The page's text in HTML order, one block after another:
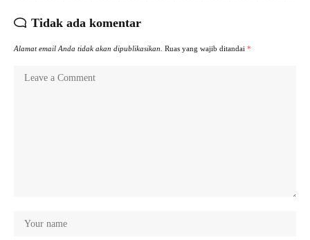
Tidak ada komentar
Alamat email Anda tidak akan dipublikasikan. Ruas yang wajib ditandai *